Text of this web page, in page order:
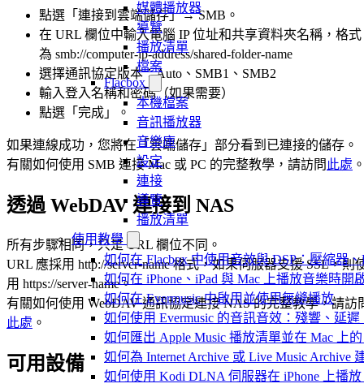
媒體播放器
導覽
播放清單
檔案
Flacbox
本機檔案
音訊播放器
音樂庫
設定
連接
導覽
播放清單
使用教學
如何在 Flacbox 中使用音效與 DSP：壓縮器
如何在 iPhone、iPad 與 Mac 上播放音樂時開
如何在 Evermusic 中啟用並使用無縫播放
如何使用 Evermusic 的音訊音效：殘響、延
如何匯出 Apple Music 播放清單並在 Mac 上
如何為 Internet Archive 或 Live Music Archive
如何使用 Kodi DLNA 伺服器在 iPhone 上播
點選「連接到雲端儲存」→ SMB。
在 URL 欄位中輸入電腦 IP 位址和共享資料夾名稱，格式
為 smb://computer-ip-address/shared-folder-name
選擇通訊協定版本：Auto、SMB1、SMB2
輸入登入名稱和密碼（如果需要）
點選「完成」。
如果連線成功，您將在「雲端儲存」部分看到已連接的儲存。
有關如何使用 SMB 連接 Mac 或 PC 的完整教學，請訪問 此處
透過 WebDAV 連接到 NAS
所有步驟相同，只是 URL 欄位不同。
URL 應採用 http://server-name 格式，如果伺服器支援 SSL，則
用 https://server-name。
有關如何使用 WebDAV 通訊協定連接 NAS 的完整教學，請訪
此處 。
可用設備